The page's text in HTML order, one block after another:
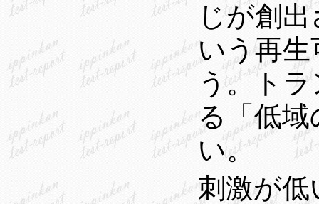
じが創
いう再
う。ト
る「低
い。
刺激が